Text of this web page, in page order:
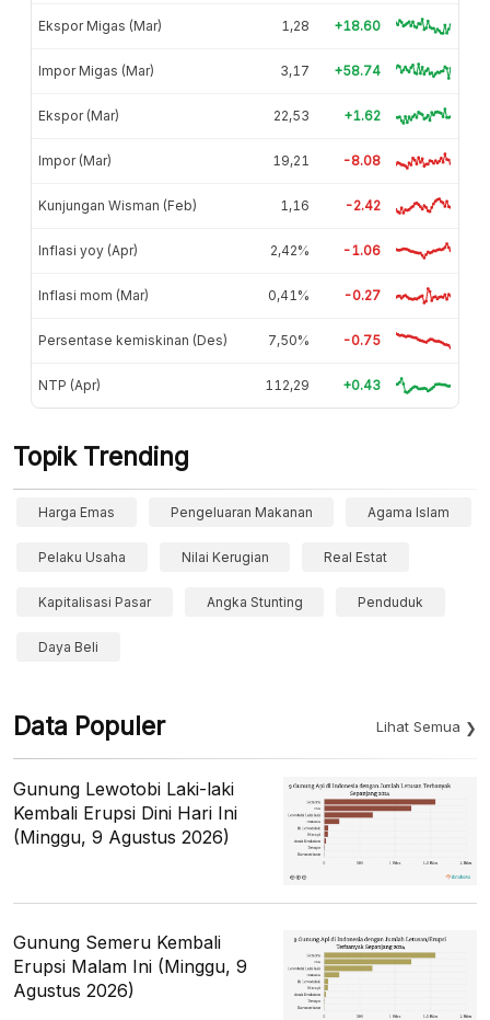
Ekspor Migas (Mar) 1,28 +18.60
Impor Migas (Mar) 3,17 +58.74
Ekspor (Mar) 22,53 +1.62
Impor (Mar) 19,21 -8.08
Kunjungan Wisman (Feb) 1,16 -2.42
Inflasi yoy (Apr) 2,42% -1.06
Inflasi mom (Mar) 0,41% -0.27
Persentase kemiskinan (Des) 7,50% -0.75
NTP (Apr) 112,29 +0.43
Topik Trending
Harga Emas Pengeluaran Makanan Agama Islam
Pelaku Usaha Nilai Kerugian Real Estat
Kapitalisasi Pasar Angka Stunting Penduduk
Daya Beli
Data Populer Lihat Semua
Gunung Lewotobi Laki-laki
Kembali Erupsi Dini Hari Ini
(Minggu, 9 Agustus 2026)
Gunung Semeru Kembali
Erupsi Malam Ini (Minggu, 9
Agustus 2026)